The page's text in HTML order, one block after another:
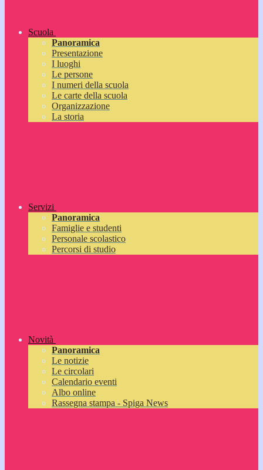
Scuola
Panoramica
Presentazione
I luoghi
Le persone
I numeri della scuola
Le carte della scuola
Organizzazione
La storia
Servizi
Panoramica
Famiglie e studenti
Personale scolastico
Percorsi di studio
Novità
Panoramica
Le notizie
Le circolari
Calendario eventi
Albo online
Rassegna stampa - Spiga News